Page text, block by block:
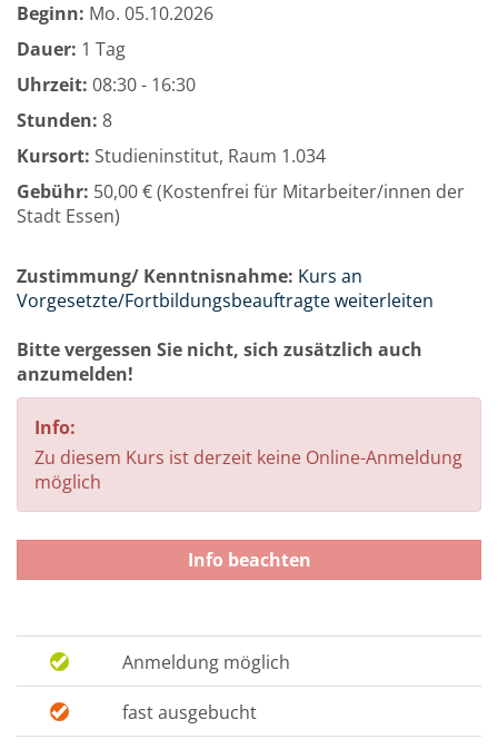
Beginn: Mo. 05.10.2026
Dauer: 1 Tag
Uhrzeit: 08:30 - 16:30
Stunden: 8
Kursort: Studieninstitut, Raum 1.034
Gebühr: 50,00 € (Kostenfrei für Mitarbeiter/innen der
Stadt Essen)
Zustimmung/ Kenntnisnahme: Kurs an
Vorgesetzte/Fortbildungsbeauftragte weiterleiten
Bitte vergessen Sie nicht, sich zusätzlich auch
anzumelden!
Info:
Zu diesem Kurs ist derzeit keine Online-Anmeldung
möglich
Info beachten
Anmeldung möglich
fast ausgebucht